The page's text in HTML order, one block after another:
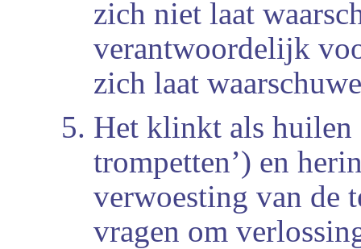
zich niet laat
verantwoordelijk
zich laat
Het klinkt als huilen
trompetten’) en
verwoesting van de
vragen om